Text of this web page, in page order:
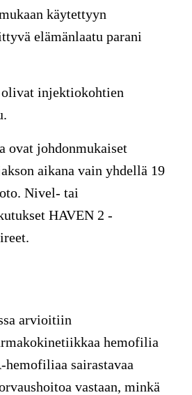
käytettyyn
elämänlaatu parani
injektiokohtien
ovat johdonmukaiset
aikana vain yhdellä 19
Nivel- tai
HAVEN 2 -
arvioitiin
hemofilia
sairastavaa
vastaan, minkä